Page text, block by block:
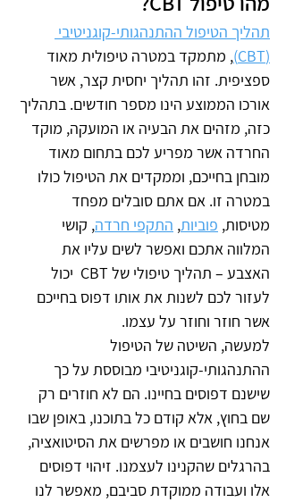
תהליך הטיפול ההתנהגותי-קוגניטיבי
(CBT)
, מתמקד במטרה טיפולית מאוד
ספציפית. זהו תהליך יחסית קצר, אשר
אורכו הממוצע הינו מספר חודשים. בתהליך
כזה, מזהים את הבעיה או המועקה, מוקד
החרדה אשר מפריע לכם בתחום מאוד
מובחן בחייכם, וממקדים את הטיפול כולו
במטרה זו. אם אתם סובלים מפחד
מטיסות, פוביות, התקפי חרדה, קושי
המלווה אתכם ואפשר לשים עליו את
האצבע – תהליך טיפולי של CBT  יכול
לעזור לכם לשנות את אותו דפוס בחייכם
אשר חוזר וחוזר על עצמו.
למעשה, השיטה של הטיפול
ההתנהגותי-קוגניטיבי מבוססת על כך
שישנם דפוסים בחיינו. הם לא חוזרים רק
שם בחוץ, אלא קודם כל בתוכנו, באופן שבו
אנחנו חושבים או מפרשים את הסיטואציה,
בהרגלים שהקנינו לעצמנו. זיהוי דפוסים
אלו ועבודה ממוקדת סביבם, מאפשר לנו